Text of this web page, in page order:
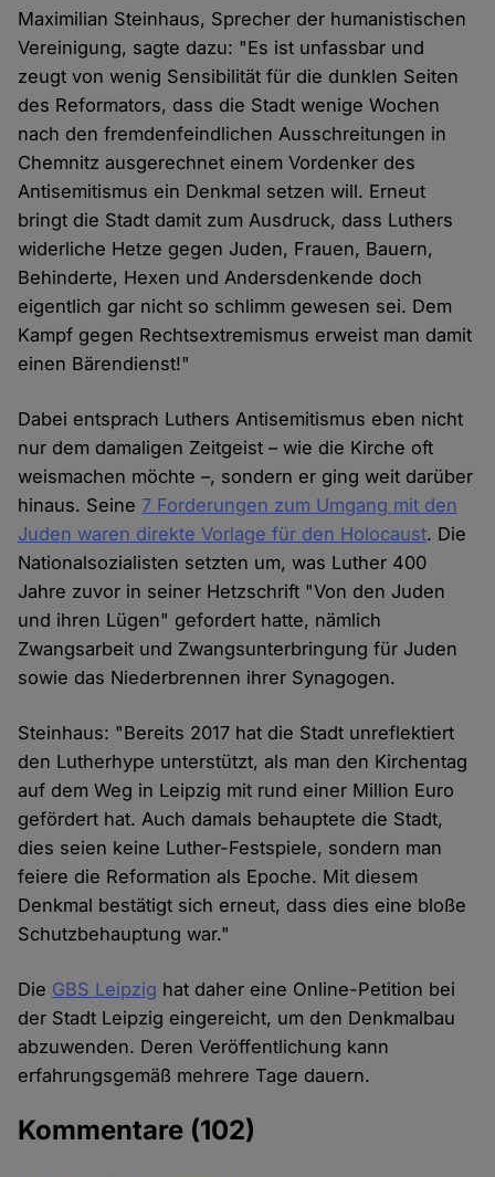
Maximilian Steinhaus, Sprecher der humanistischen
Vereinigung, sagte dazu: "Es ist unfassbar und
zeugt von wenig Sensibilität für die dunklen Seiten
des Reformators, dass die Stadt wenige Wochen
nach den fremdenfeindlichen Ausschreitungen in
Chemnitz ausgerechnet einem Vordenker des
Antisemitismus ein Denkmal setzen will. Erneut
bringt die Stadt damit zum Ausdruck, dass Luthers
widerliche Hetze gegen Juden, Frauen, Bauern,
Behinderte, Hexen und Andersdenkende doch
eigentlich gar nicht so schlimm gewesen sei. Dem
Kampf gegen Rechtsextremismus erweist man damit
einen Bärendienst!"
Dabei entsprach Luthers Antisemitismus eben nicht
nur dem damaligen Zeitgeist – wie die Kirche oft
weismachen möchte –, sondern er ging weit darüber
hinaus. Seine 7 Forderungen zum Umgang mit den
Juden waren direkte Vorlage für den Holocaust. Die
Nationalsozialisten setzten um, was Luther 400
Jahre zuvor in seiner Hetzschrift "Von den Juden
und ihren Lügen" gefordert hatte, nämlich
Zwangsarbeit und Zwangsunterbringung für Juden
sowie das Niederbrennen ihrer Synagogen.
Steinhaus: "Bereits 2017 hat die Stadt unreflektiert
den Lutherhype unterstützt, als man den Kirchentag
auf dem Weg in Leipzig mit rund einer Million Euro
gefördert hat. Auch damals behauptete die Stadt,
dies seien keine Luther-Festspiele, sondern man
feiere die Reformation als Epoche. Mit diesem
Denkmal bestätigt sich erneut, dass dies eine bloße
Schutzbehauptung war."
Die GBS Leipzig hat daher eine Online-Petition bei
der Stadt Leipzig eingereicht, um den Denkmalbau
abzuwenden. Deren Veröffentlichung kann
erfahrungsgemäß mehrere Tage dauern.
Kommentare (102)